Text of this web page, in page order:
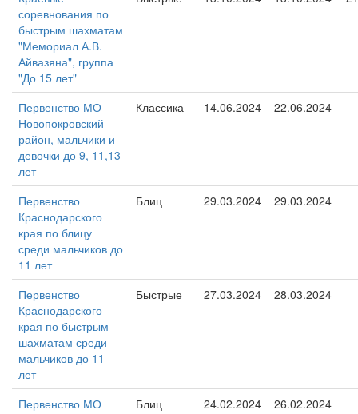
соревнования по
быстрым шахматам
"Мемориал А.В.
Айвазяна", группа
"До 15 лет"
Первенство МО
Новопокровский
район, мальчики и
девочки до 9, 11,13
лет
Классика 14.06.2024 22.06.2024
Первенство
Краснодарского
края по блицу
среди мальчиков до
11 лет
Блиц 29.03.2024 29.03.2024
Первенство
Краснодарского
края по быстрым
шахматам среди
мальчиков до 11
лет
Быстрые 27.03.2024 28.03.2024
Первенство МО
Блиц 24.02.2024 26.02.2024